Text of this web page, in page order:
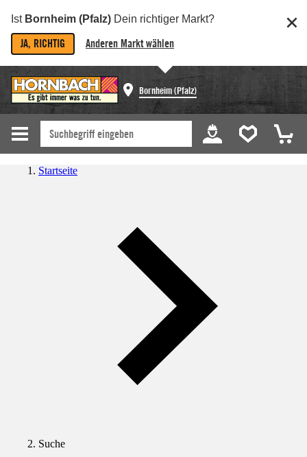
Ist Bornheim (Pfalz) Dein richtiger Markt?
JA, RICHTIG Anderen Markt wählen
Bornheim (Pfalz)
Startseite
Suche